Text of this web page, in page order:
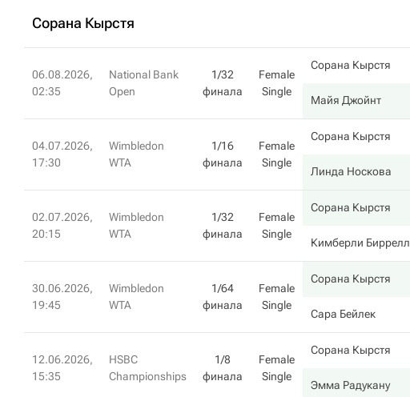
Сорана Кырстя
06.08.2026,
02:35
National Bank
Open
1/32
финала
Female
Single
Сорана Кырстя
Майя Джойнт
04.07.2026,
17:30
Wimbledon
WTA
1/16
финала
Female
Single
Сорана Кырстя
Линда Носкова
02.07.2026,
20:15
Wimbledon
WTA
1/32
финала
Female
Single
Сорана Кырстя
Кимберли Биррелл
30.06.2026,
19:45
Wimbledon
WTA
1/64
финала
Female
Single
Сорана Кырстя
Сара Бейлек
12.06.2026,
15:35
HSBC
Championships
1/8
финала
Female
Single
Сорана Кырстя
Эмма Радукану